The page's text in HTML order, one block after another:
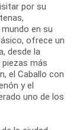
por su
en su
ofrece un
desde la
más
el Caballo con
y el
uno de los